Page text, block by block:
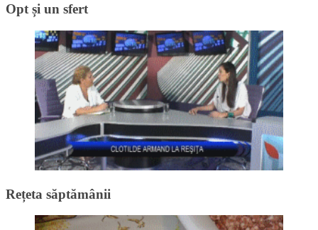
Opt și un sfert
Rețeta săptămânii